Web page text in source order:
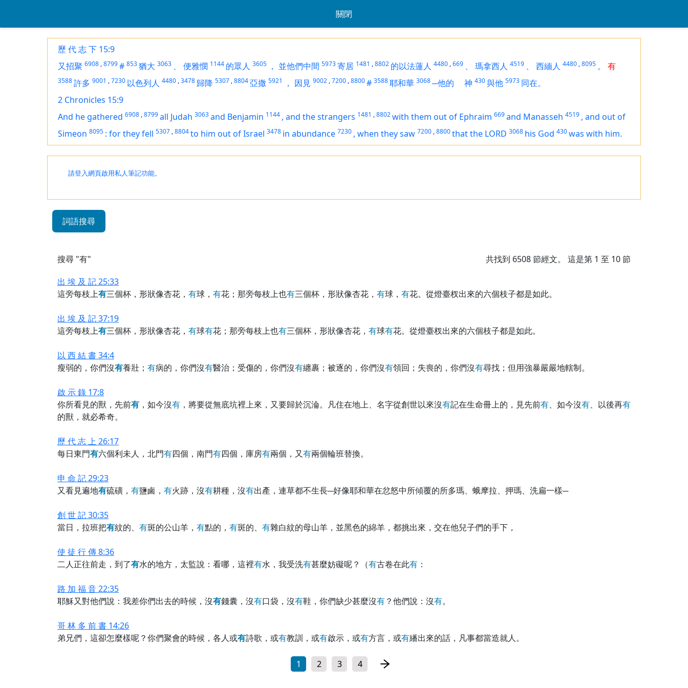
關閉
歷 代 志 下 15:9
又招聚 6908 ,8799# 853猶大 3063 、 便雅憫 1144 的眾人 3605 ， 並他們中間 5973寄居 1481 ,8802 的以法蓮人 4480 ,669 、 瑪拿西人 4519 、 西緬人 4480 ,8095 。 有
3588許多 9001 ,7230 以色列人 4480 ,3478 歸降 5307 ,8804亞撒 5921 ， 因見 9002 ,7200 ,8800# 3588耶和華 3068─他的 神 430與他 5973 同在。
2 Chronicles 15:9
And he gathered 6908 ,8799all Judah 3063and Benjamin 1144 , and the strangers 1481 ,8802with them out of Ephraim 669and Manasseh 4519 , and out of
Simeon 8095 : for they fell 5307 ,8804to him out of Israel 3478 in abundance 7230 , when they saw 7200 ,8800that the LORD 3068 his God 430was with him.
請登入網頁啟用私人筆記功能。
詞語搜尋
搜尋 "有" 共找到 6508節經文。 這是第 1 至 10 節
出 埃 及 記 25:33
這旁每枝上有三個杯，形狀像杏花， 有球， 有花；那旁每枝上也有三個杯，形狀像杏花， 有球， 有花。從燈臺杈出來的六個枝子都是如此。
出 埃 及 記 37:19
這旁每枝上有三個杯，形狀像杏花， 有球有花；那旁每枝上也有三個杯，形狀像杏花， 有球有花。從燈臺杈出來的六個枝子都是如此。
以 西 結 書 34:4
瘦弱的，你們沒有養壯； 有病的，你們沒有醫治；受傷的，你們沒有纏裹；被逐的，你們沒有領回；失喪的，你們沒有尋找；但用強暴嚴嚴地轄制。
啟 示 錄 17:8
你所看見的獸，先前有 ，如今沒有 ，將要從無底坑裡上來，又要歸於沉淪。凡住在地上、名字從創世以來沒有記在生命冊上的，見先前有、如今沒有、以後再有
的獸，就必希奇。
歷 代 志 上 26:17
每日東門有六個利未人，北門有四個，南門有四個，庫房有兩個，又有兩個輪班替換。
申 命 記 29:23
又看見遍地有硫磺， 有鹽鹵， 有火跡，沒有耕種，沒有出產，連草都不生長─好像耶和華在忿怒中所傾覆的所多瑪、蛾摩拉、押瑪、洗扁一樣─
創 世 記 30:35
當日，拉班把有紋的、 有斑的公山羊， 有點的， 有斑的、 有雜白紋的母山羊，並黑色的綿羊，都挑出來，交在他兒子們的手下，
使 徒 行 傳 8:36
二人正往前走，到了有水的地方，太監說：看哪，這裡有水，我受洗有甚麼妨礙呢？（有古卷在此有 ：
路 加 福 音 22:35
耶穌又對他們說：我差你們出去的時候，沒有錢囊，沒有口袋，沒有鞋，你們缺少甚麼沒有？他們說：沒有。
哥 林 多 前 書 14:26
弟兄們，這卻怎麼樣呢？你們聚會的時候，各人或有詩歌，或有教訓，或有啟示，或有方言，或有繙出來的話，凡事都當造就人。
1 2 3 4